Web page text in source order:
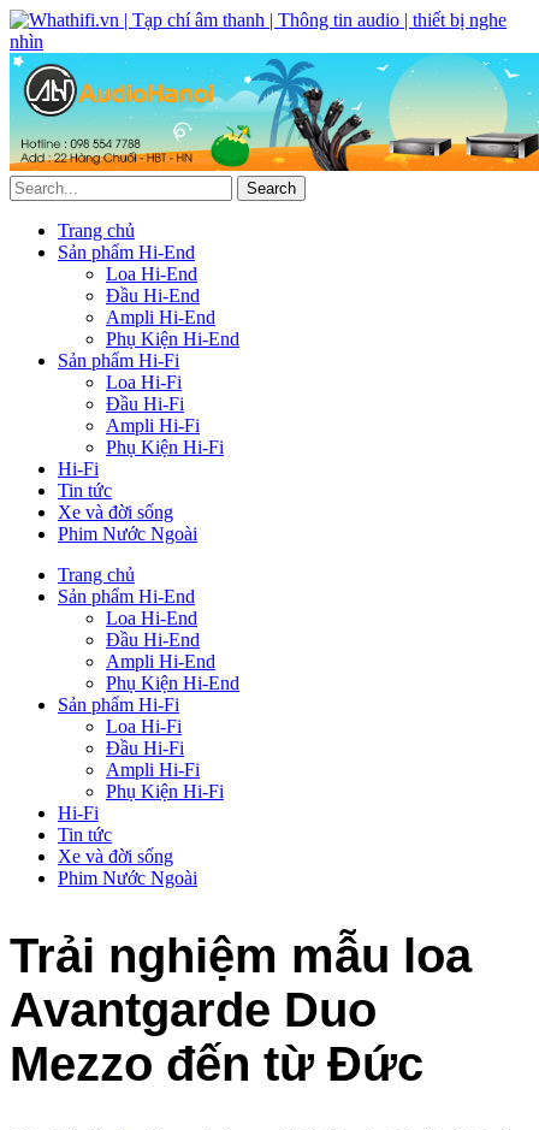
Trang chủ
Sản phẩm Hi-End
Loa Hi-End
Đầu Hi-End
Ampli Hi-End
Phụ Kiện Hi-End
Sản phẩm Hi-Fi
Loa Hi-Fi
Đầu Hi-Fi
Ampli Hi-Fi
Phụ Kiện Hi-Fi
Hi-Fi
Tin tức
Xe và đời sống
Phim Nước Ngoài
Trang chủ
Sản phẩm Hi-End
Loa Hi-End
Đầu Hi-End
Ampli Hi-End
Phụ Kiện Hi-End
Sản phẩm Hi-Fi
Loa Hi-Fi
Đầu Hi-Fi
Ampli Hi-Fi
Phụ Kiện Hi-Fi
Hi-Fi
Tin tức
Xe và đời sống
Phim Nước Ngoài
Trải nghiệm mẫu loa
Avantgarde Duo
Mezzo đến từ Đức